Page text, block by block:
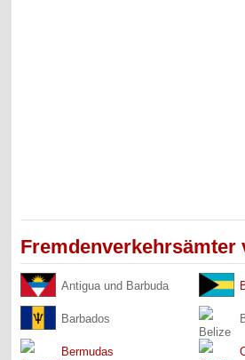
Fremdenverkehrsämter
Antigua und Barbuda
Barbados
Bermudas